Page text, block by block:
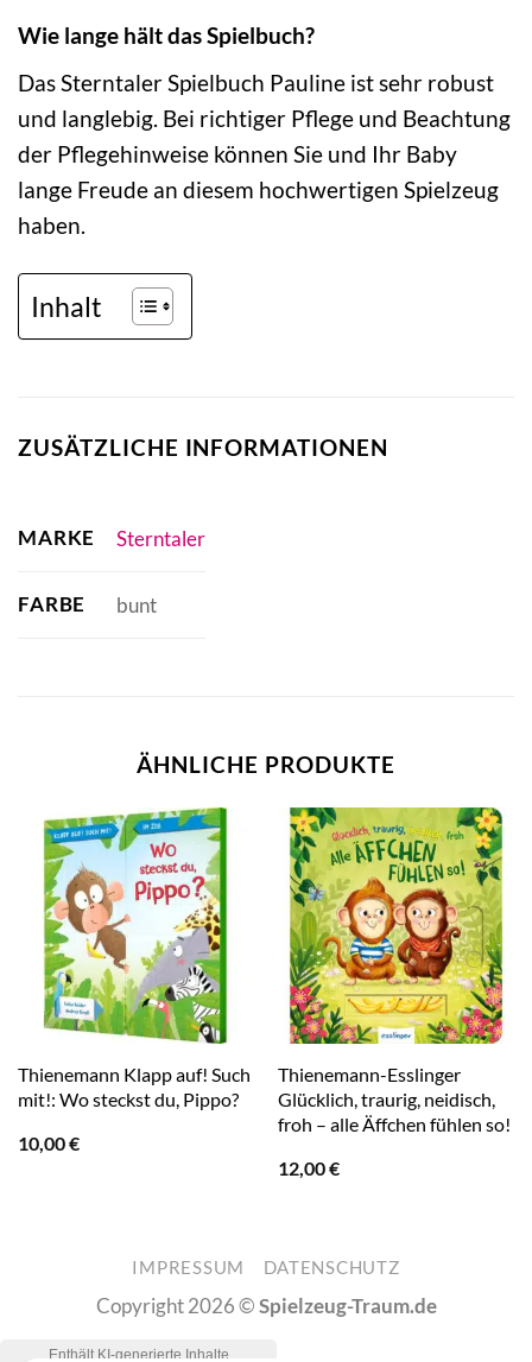
Wie lange hält das Spielbuch?
Das Sterntaler Spielbuch Pauline ist sehr robust
und langlebig. Bei richtiger Pflege und Beachtung
der Pflegehinweise können Sie und Ihr Baby
lange Freude an diesem hochwertigen Spielzeug
haben.
Inhalt
ZUSÄTZLICHE INFORMATIONEN
MARKE Sterntaler
FARBE bunt
ÄHNLICHE PRODUKTE
Thienemann Klapp auf! Such
mit!: Wo steckst du, Pippo?
10,00€
Thienemann-Esslinger
Glücklich, traurig, neidisch,
froh – alle Äffchen fühlen so!
12,00€
IMPRESSUM DATENSCHUTZ
Copyright 2026 ©Spielzeug-Traum.de